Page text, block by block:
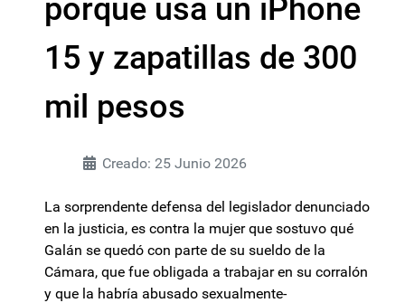
porque usa un iPhone
15 y zapatillas de 300
mil pesos
Creado: 25 Junio 2026
La sorprendente defensa del legislador denunciado
en la justicia, es contra la mujer que sostuvo qué
Galán se quedó con parte de su sueldo de la
Cámara, que fue obligada a trabajar en su corralón
y que la habría abusado sexualmente-